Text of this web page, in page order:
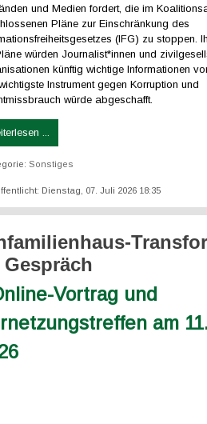
und Medien fordert, die im
Pläne zur Einschränkung des
(IFG) zu stoppen.
würden Journalist*innen und
künftig wichtige Informationen
Instrument gegen Korruption und
würde abgeschafft.
...
Sonstiges
Dienstag, 07. Juli 2026 18:35
Gespräch